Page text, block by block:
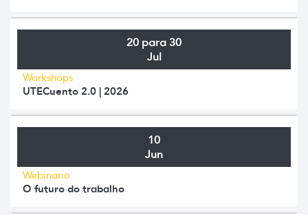
20 para 30
Jul
Workshops
UTECuento 2.0 | 2026
10
Jun
Webinario
O futuro do trabalho